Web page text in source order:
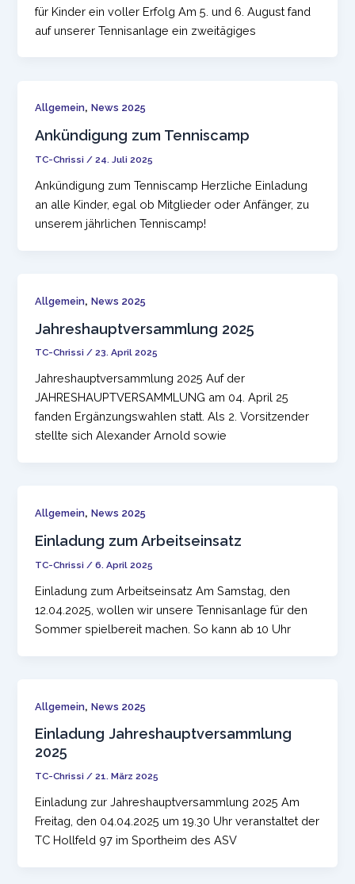
für Kinder ein voller Erfolg Am 5. und 6. August fand
auf unserer Tennisanlage ein zweitägiges
Allgemein,News 2025
Ankündigung zum Tenniscamp
TC-Chrissi/24. Juli 2025
Ankündigung zum Tenniscamp Herzliche Einladung
an alle Kinder, egal ob Mitglieder oder Anfänger, zu
unserem jährlichen Tenniscamp!
Allgemein,News 2025
Jahreshauptversammlung 2025
TC-Chrissi/23. April 2025
Jahreshauptversammlung 2025 Auf der
JAHRESHAUPTVERSAMMLUNG am 04. April 25
fanden Ergänzungswahlen statt. Als 2. Vorsitzender
stellte sich Alexander Arnold sowie
Allgemein,News 2025
Einladung zum Arbeitseinsatz
TC-Chrissi/6. April 2025
Einladung zum Arbeitseinsatz Am Samstag, den
12.04.2025, wollen wir unsere Tennisanlage für den
Sommer spielbereit machen. So kann ab 10 Uhr
Allgemein,News 2025
Einladung Jahreshauptversammlung
2025
TC-Chrissi/21. März 2025
Einladung zur Jahreshauptversammlung 2025 Am
Freitag, den 04.04.2025 um 19.30 Uhr veranstaltet der
TC Hollfeld 97 im Sportheim des ASV